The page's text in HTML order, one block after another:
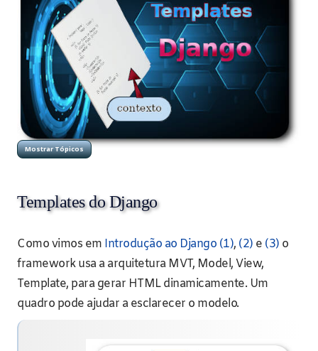
Templates do Django
Como vimos em Introdução ao Django (1), (2) e (3) o
framework usa a arquitetura MVT, Model, View,
Template, para gerar HTML dinamicamente. Um
quadro pode ajudar a esclarecer o modelo.